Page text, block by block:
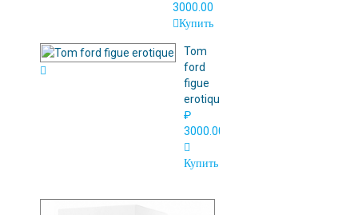
3000.00
Купить
Tom
ford
figue
erotique
₽
3000.00
Купить